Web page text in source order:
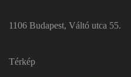
1106 Budapest, Váltó utca 55.
Térkép